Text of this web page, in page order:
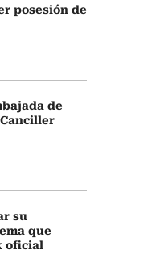
posesión de
de
su
que
oficial